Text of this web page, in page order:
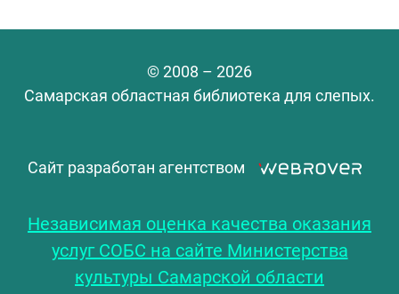
© 2008 – 2026
Самарская областная библиотека для слепых.
Сайт разработан агентством
Независимая оценка качества оказания
услуг СОБС на сайте Министерства
культуры Самарской области